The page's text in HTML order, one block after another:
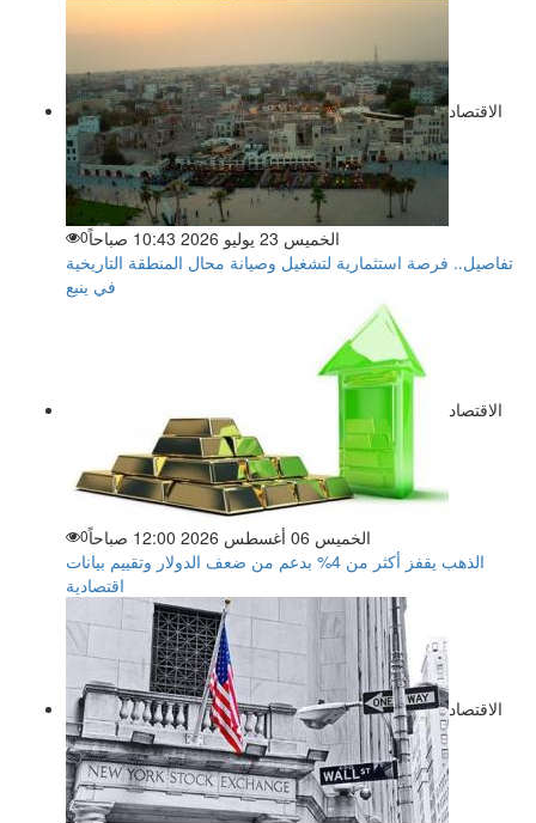
الاقتصاد
الخميس 23 يوليو 2026 10:43 صباحاً 0
تفاصيل.. فرصة استثمارية لتشغيل وصيانة محال المنطقة التاريخية
في ينبع
الاقتصاد
الخميس 06 أغسطس 2026 12:00 صباحاً 0
الذهب يقفز أكثر من 4% بدعم من ضعف الدولار وتقييم بيانات
اقتصادية
الاقتصاد